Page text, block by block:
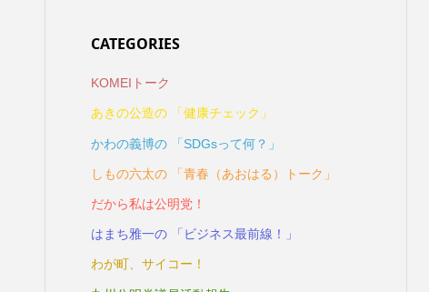
CATEGORIES
KOMEIトーク
あきの公造の 「健康チェック」
かわの義博の 「SDGsって何？」
しもの六太の 「青春（あおはる）トーク」
だから私は公明党！
はまち雅一の 「ビジネス最前線！」
わが町、サイコー！